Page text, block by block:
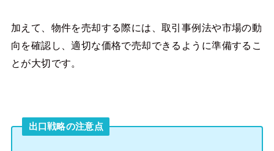
加えて、物件を売却する際には、取引事例法や市場の動
向を確認し、適切な価格で売却できるように準備するこ
とが大切です。
出口戦略の注意点